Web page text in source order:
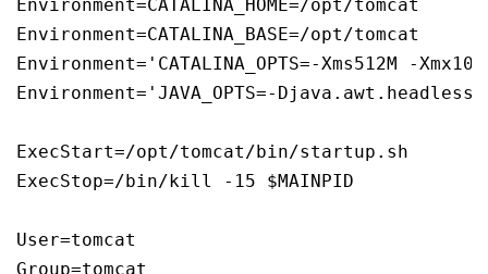
Environment=CATALINA_HOME=/opt/tomcat
Environment=CATALINA_BASE=/opt/tomcat
Environment='CATALINA_OPTS=-Xms512M -
Environment='JAVA_OPTS=-
ExecStart=/opt/tomcat/bin/startup.sh
ExecStop=/bin/kill -15 $MAINPID
User=tomcat
Group=tomcat